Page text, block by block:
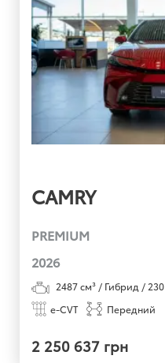
CAMRY
PREMIUM
2026
2487см³ / Гибрид / 230
e-CVT
Передний
2 250 637 грн